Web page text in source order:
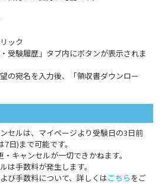
ック
受験履歴」タブ内にボタンが表示されま
の宛名を入力後、「領収書ダウンロー
セルは、マイページより受験日の3日前
日)まで可能です。
キャンセルが一切できかねます。
は手数料が発生します。
び手数料について、詳しくはこちら をご